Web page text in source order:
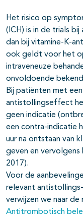
Het risico op
(ICH) is in de trials
dan bij vitamine-K-
ook geldt voor het
intraveneuze
onvoldoende
Bij patiënten met
antistollingseffect
geen indicatie
een contra-indicatie
uur na ontstaan van
geven en
2017).
Voor de
relevant
verwijzen we naar de
Antitrombotisch